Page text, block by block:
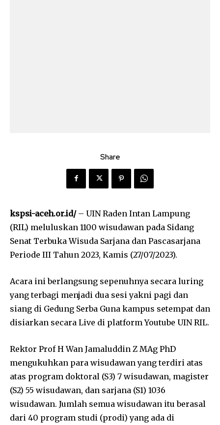
Share
kspsi-aceh.or.id/– UIN Raden Intan Lampung
(RIL) meluluskan 1100 wisudawan pada Sidang
Senat Terbuka Wisuda Sarjana dan Pascasarjana
Periode III Tahun 2023, Kamis (27/07/2023).
Acara ini berlangsung sepenuhnya secara luring
yang terbagi menjadi dua sesi yakni pagi dan
siang di Gedung Serba Guna kampus setempat dan
disiarkan secara Live di platform Youtube UIN RIL.
Rektor Prof H Wan Jamaluddin Z MAg PhD
mengukuhkan para wisudawan yang terdiri atas
atas program doktoral (S3) 7 wisudawan, magister
(S2) 55 wisudawan, dan sarjana (S1) 1036
wisudawan. Jumlah semua wisudawan itu berasal
dari 40 program studi (prodi) yang ada di